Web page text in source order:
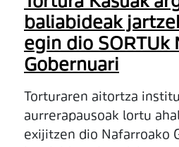
baliabideak
egin dio SORTUk
Gobernuari
Torturaren aitortza
aurrerapausoak lortu
exijitzen dio Nafarroako